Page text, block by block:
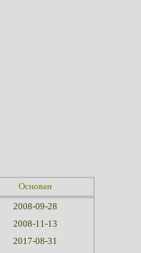
Основан
2008-09-28
2008-11-13
2017-08-31